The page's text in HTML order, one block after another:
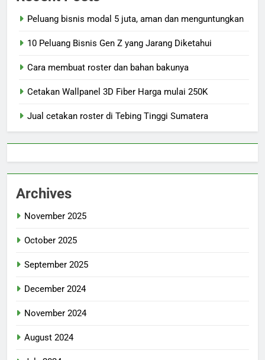
Peluang bisnis modal 5 juta, aman dan menguntungkan
10 Peluang Bisnis Gen Z yang Jarang Diketahui
Cara membuat roster dan bahan bakunya
Cetakan Wallpanel 3D Fiber Harga mulai 250K
Jual cetakan roster di Tebing Tinggi Sumatera
Archives
November 2025
October 2025
September 2025
December 2024
November 2024
August 2024